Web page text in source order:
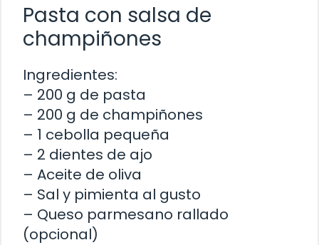
Pasta con salsa de
champiñones
Ingredientes:
– 200 g de pasta
– 200 g de champiñones
– 1 cebolla pequeña
– 2 dientes de ajo
– Aceite de oliva
– Sal y pimienta al gusto
– Queso parmesano rallado
(opcional)